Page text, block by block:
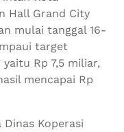
Hall Grand City
mulai tanggal 16-
target
Rp 7,5 miliar,
mencapai Rp
Koperasi